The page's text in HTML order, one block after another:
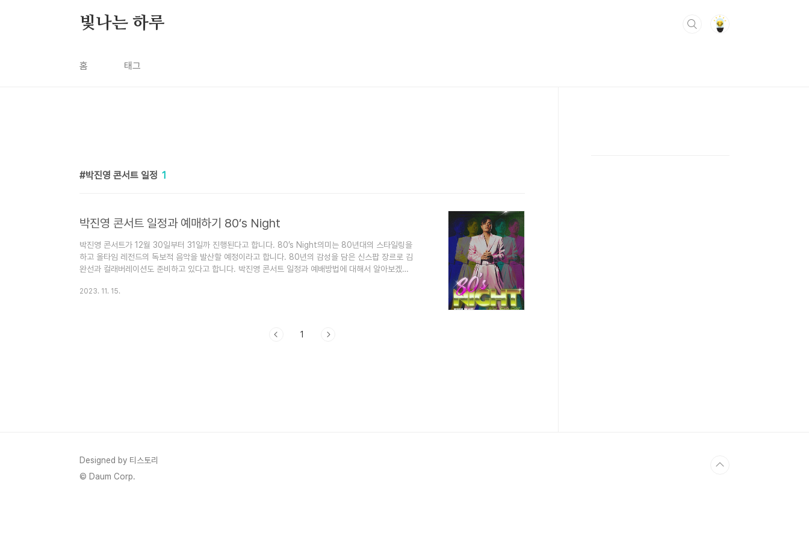
빛나는 하루
홈 태그
박진영 콘서트 일정 1
박진영 콘서트 일정과 예매하기 80’s Night
박진영 콘서트가 12월 30일부터 31일까 진행된다고 합니다. 80’s Night의미는 80년대의 스타일링을
하고 올타임 레전드의 독보적 음악을 발산할 예정이라고 합니다. 80년의 감성을 담은 신스팝 장르로 김
완선과 컬래버레이션도 준비하고 있다고 합니다. 박진영 콘서트 일정과 예배방법에 대해서 알아보겠습
의 위법행위는 엄격히 금지되고 있습니다. - 회당 1인당 최대 4매까지 예매가 가능하다고 합니다.
2023. 11. 15.
1
Designed by 티스토리
© Daum Corp.